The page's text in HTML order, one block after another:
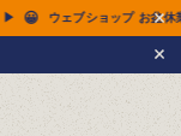
期間中の配送に関して ▶ 😀